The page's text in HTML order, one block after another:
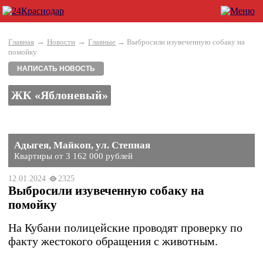
Главная → Новости → Главные → Выбросили изувеченную собаку на
помойку
НАПИСАТЬ НОВОСТЬ
ЖК «Яблоневый»
Адыгея, Майкоп, ул. Степная
Квартиры от 3 162 000 рублей
12.01.2024 2325
Выбросили изувеченную собаку на
помойку
На Кубани полицейские проводят проверку по
факту жестокого обращения с животным.